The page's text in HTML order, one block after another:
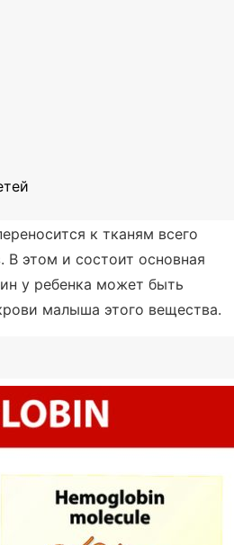
к тканям всего
В этом и состоит основная
у ребенка может быть
малыша этого вещества.